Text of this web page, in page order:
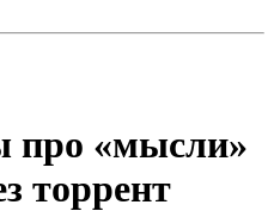
про «мысли»
торрент